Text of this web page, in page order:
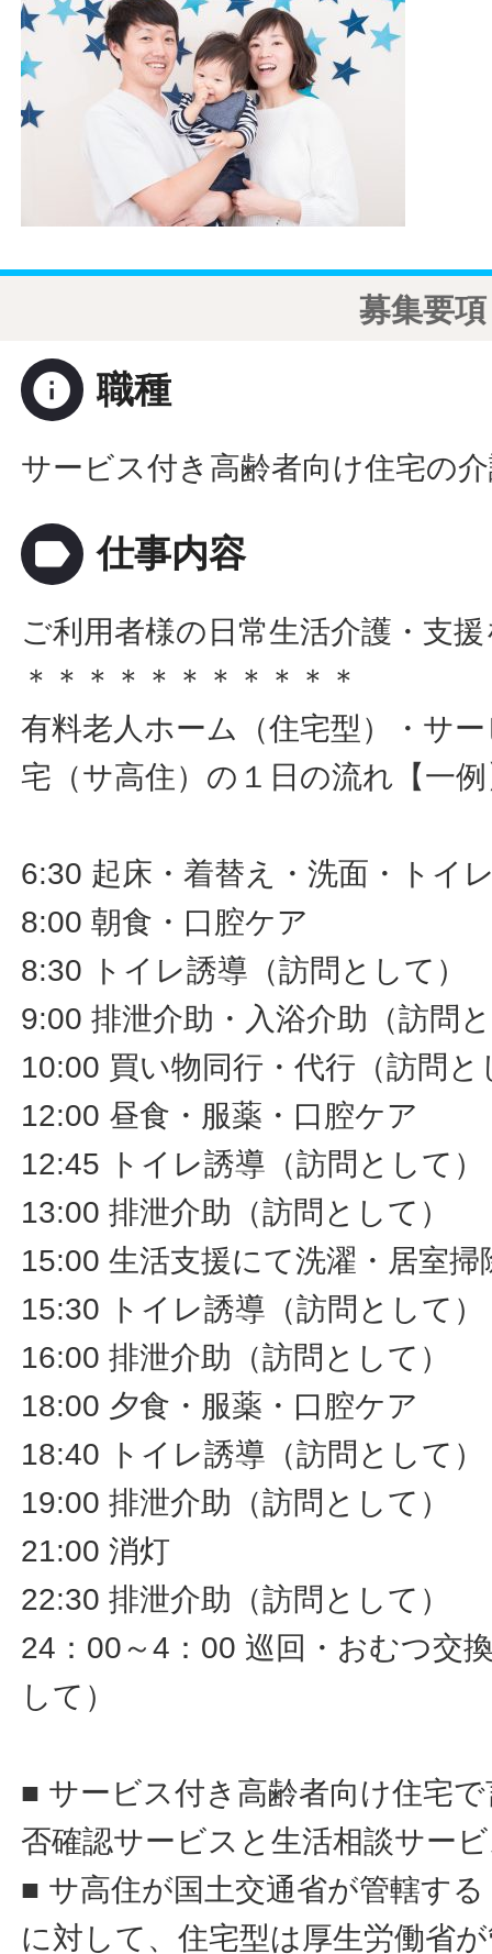
募集要項
info 職種
サービス付き高齢者向け住宅の
label 仕事内容
ご利用者様の日常生活介護・支
＊＊＊＊＊＊＊＊＊＊＊
有料老人ホーム（住宅型）・サ
宅（サ高住）の１日の流れ【一
6:30 起床・着替え・洗面・トイ
8:00 朝食・口腔ケア
8:30 トイレ誘導（訪問として）
9:00 排泄介助・入浴介助（訪問
10:00 買い物同行・代行（訪問と
12:00 昼食・服薬・口腔ケア
12:45 トイレ誘導（訪問として）
13:00 排泄介助（訪問として）
15:00 生活支援にて洗濯・居室
15:30 トイレ誘導（訪問として）
16:00 排泄介助（訪問として）
18:00 夕食・服薬・口腔ケア
18:40 トイレ誘導（訪問として）
19:00 排泄介助（訪問として）
21:00 消灯
22:30 排泄介助（訪問として）
24：00～4：00 巡回・おむつ交
して）
■ サービス付き高齢者向け住宅
否確認サービスと生活相談サー
■ サ高住が国土交通省が管轄す
に対して、住宅型は厚生労働省